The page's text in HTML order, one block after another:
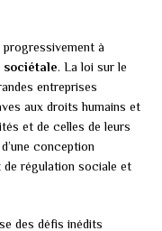
à
sociétale. La loi sur le
entreprises
aux droits humains et
et de celles de leurs
conception
régulation sociale et
des défis inédits